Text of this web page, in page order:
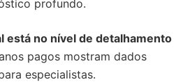
profundo.
está no nível de detalhamento
pagos mostram dados
especialistas.